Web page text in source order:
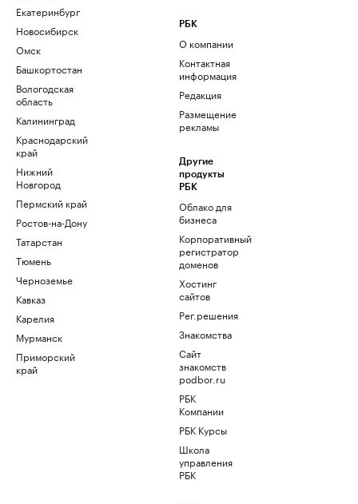
Екатеринбург
Новосибирск
Омск
Башкортостан
Вологодская
область
Калининград
Краснодарский
край
Нижний
Новгород
Пермский край
Ростов-на-Дону
Татарстан
Тюмень
Черноземье
Кавказ
Карелия
Мурманск
Приморский
край
РБК
О компании
Контактная
информация
Редакция
Размещение
рекламы
Другие
продукты
РБК
Облако для
бизнеса
Корпоративный
регистратор
доменов
Хостинг
сайтов
Рег.решения
Знакомства
Сайт
знакомств
podbor.ru
РБК
Компании
РБК Курсы
Школа
управления
РБК